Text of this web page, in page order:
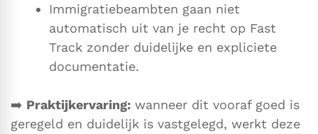
Immigratiebeambten gaan niet
automatisch uit van je recht op Fast
Track zonder duidelijke en expliciete
documentatie.
➡️ Praktijkervaring: wanneer dit vooraf goed is
geregeld en duidelijk is vastgelegd, werkt deze